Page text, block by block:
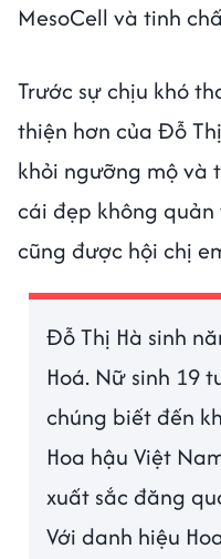
MesoCell và tinh
Trước sự chịu khó
thiện hơn của Đỗ
khỏi ngưỡng mộ và
cái đẹp không
cũng được hội chị
Đỗ Thị Hà sinh
Hoá. Nữ sinh 19
chúng biết đến
Hoa hậu Việt
xuất sắc đăng
Với danh hiệu